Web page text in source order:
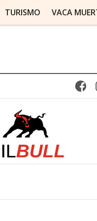
TURISMO VACA